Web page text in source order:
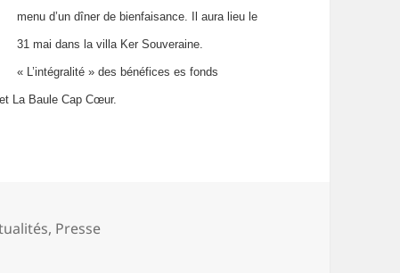
menu d’un dîner de bienfaisance. Il aura lieu le
31 mai dans la villa Ker Souveraine.
« L’intégralité » des bénéfices es fonds
La Baule Cap Cœur.
, Presse